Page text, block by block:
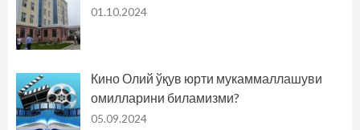
01.10.2024
Кино Олий ўқув юрти мукаммаллашуви
омилларини биламизми?
05.09.2024